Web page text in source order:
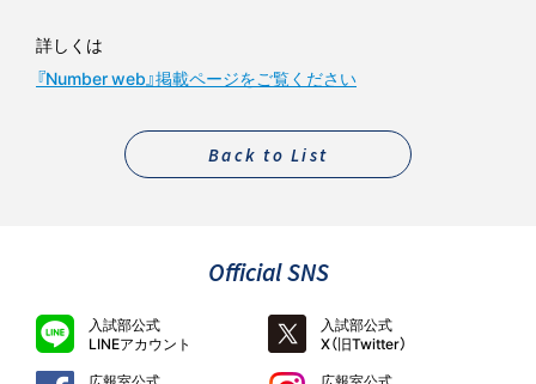
詳しくは
『Number web』掲載ページをご覧ください
Back to List
Official SNS
入試部公式
LINEアカウント
入試部公式
X（旧Twitter）